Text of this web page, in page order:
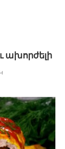
ախորժելի